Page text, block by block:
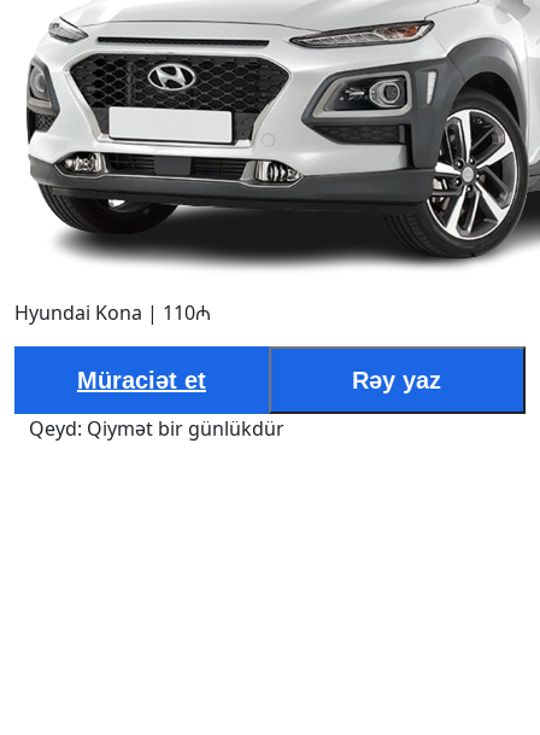
Hyundai Kona | 110₼
Müraciət et
Rəy yaz
Qeyd: Qiymət bir günlükdür